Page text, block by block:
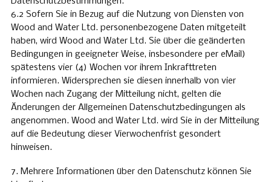
6.2 Sofern Sie in Bezug auf die Nutzung von Diensten von
Wood and Water Ltd. personenbezogene Daten mitgeteilt
haben, wird Wood and Water Ltd. Sie über die geänderten
Bedingungen in geeigneter Weise, insbesondere per eMail)
spätestens vier (4) Wochen vor ihrem Inkrafttreten
informieren. Widersprechen sie diesen innerhalb von vier
Wochen nach Zugang der Mitteilung nicht, gelten die
Änderungen der Allgemeinen Datenschutzbedingungen als
angenommen. Wood and Water Ltd. wird Sie in der Mitteilung
auf die Bedeutung dieser Vierwochenfrist gesondert
hinweisen.
7. Mehrere Informationen über den Datenschutz können Sie